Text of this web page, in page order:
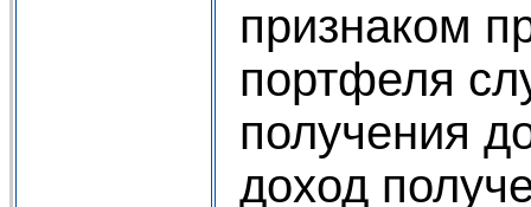
признаком
портфеля
получения
доход